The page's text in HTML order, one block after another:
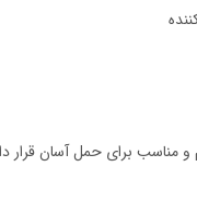
و مناسب برای حمل آسان قرار